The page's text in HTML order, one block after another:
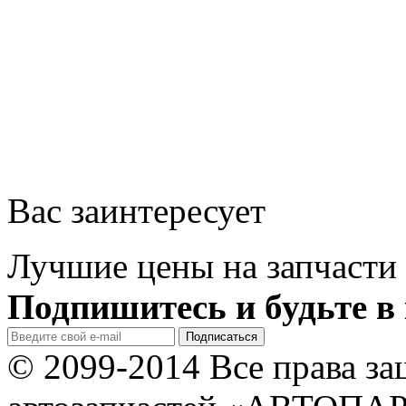
Вас заинтересует
Лучшие цены на запчасти
Подпишитесь и будьте в
© 2099-2014 Все права